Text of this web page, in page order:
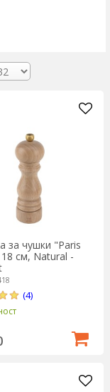
за чушки "Paris
см, Natural -
(4)